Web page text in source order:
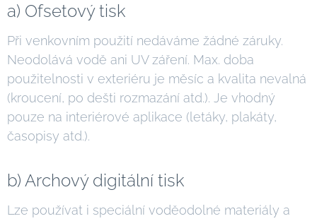
a) Ofsetový tisk
Při venkovním použití nedáváme žádné záruky.
Neodolává vodě ani UV záření. Max. doba
použitelnosti v exteriéru je měsíc a kvalita nevalná
(kroucení, po dešti rozmazání atd.). Je vhodný
pouze na interiérové aplikace (letáky, plakáty,
časopisy atd.).
b) Archový digitální tisk
Lze používat i speciální voděodolné materiály a